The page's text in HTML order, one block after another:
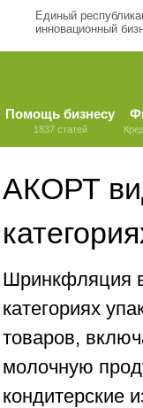
Единый
инновационный
Помощь бизнесу
1837 статей
АКОРТ
Шринкфляция
категориях
товаров,
молочную
кондитерские